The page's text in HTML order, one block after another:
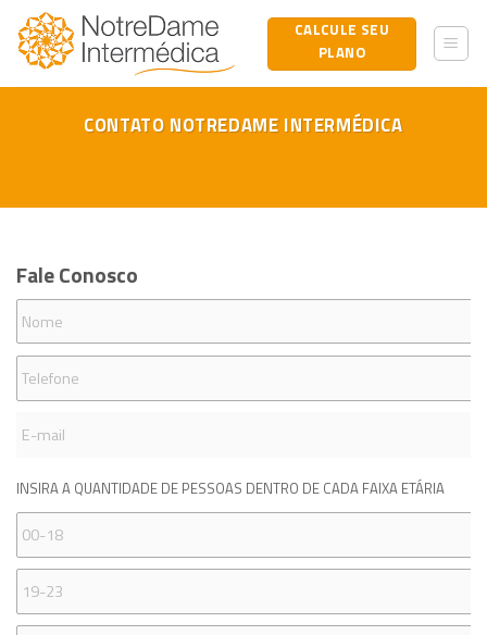
Skip
content
CALCULE SEU
PLANO
CONTATO NOTREDAME INTERMÉDICA
Fale Conosco
INSIRA A QUANTIDADE DE PESSOAS DENTRO DE CADA FAIXA ETÁRIA